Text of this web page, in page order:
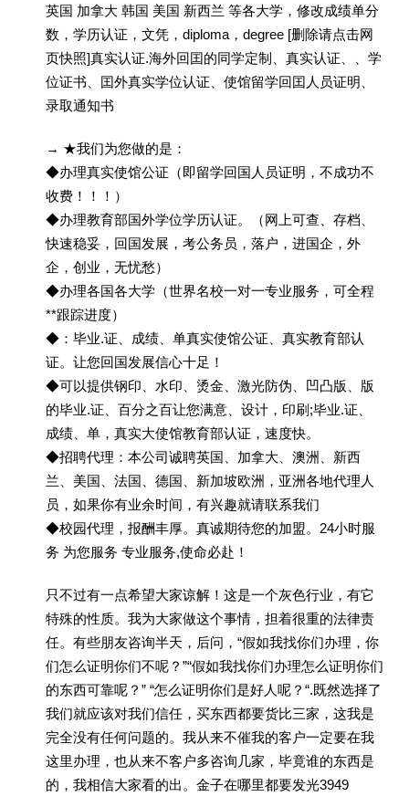
英国 加拿大 韩国 美国 新西兰 等各大学，修改成绩单分
数，学历认证，文凭，diploma，degree [删除请点击网
页快照]真实认证.海外回囯的同学定制、真实认证、、学
位证书、囯外真实学位认证、使馆留学回囯人员证明、
录取通知书
→ ★我们为您做的是：
◆办理真实使馆公证（即留学回国人员证明，不成功不
收费！！！）
◆办理教育部国外学位学历认证。（网上可查、存档、
快速稳妥，回国发展，考公务员，落户，进国企，外
企，创业，无忧愁）
◆办理各国各大学（世界名校一对一专业服务，可全程
**跟踪进度）
◆：毕业.证、成绩、单真实使馆公证、真实教育部认
证。让您回国发展信心十足！
◆可以提供钢印、水印、烫金、激光防伪、凹凸版、版
的毕业.证、百分之百让您满意、设计，印刷;毕业.证、
成绩、单，真实大使馆教育部认证，速度快。
◆招聘代理：本公司诚聘英国、加拿大、澳洲、新西
兰、美国、法国、德国、新加坡欧洲，亚洲各地代理人
员，如果你有业余时间，有兴趣就请联系我们
◆校园代理，报酬丰厚。真诚期待您的加盟。24小时服
务 为您服务 专业服务,使命必赴！
只不过有一点希望大家谅解！这是一个灰色行业，有它
特殊的性质。我为大家做这个事情，担着很重的法律责
任。有些朋友咨询半天，后问，“假如我找你们办理，你
们怎么证明你们不呢？”“假如我找你们办理怎么证明你们
的东西可靠呢？” “怎么证明你们是好人呢？“.既然选择了
我们就应该对我们信任，买东西都要货比三家，这我是
完全没有任何问题的。我从来不催我的客户一定要在我
这里办理，也从来不客户多咨询几家，毕竟谁的东西是
的，我相信大家看的出。金子在哪里都要发光3949